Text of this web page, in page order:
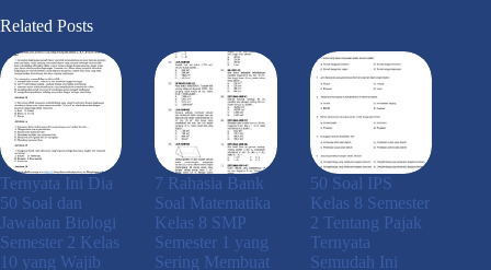
Related Posts
Ternyata Ini Dia
50 Soal dan
Jawaban Biologi
Semester 2 Kelas
10 yang Wajib
7 Rahasia Bank
Soal Matematika
Kelas 8 SMP
Semester 1 yang
Sering Membuat
50 Soal IPS
Kelas 8 Semester
2 Tentang Pajak
Ternyata
Semudah Ini